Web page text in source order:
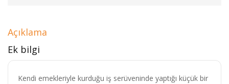
Açıklama
Ek bilgi
Kendi emekleriyle kurduğu iş serüveninde yaptığı küçük bir